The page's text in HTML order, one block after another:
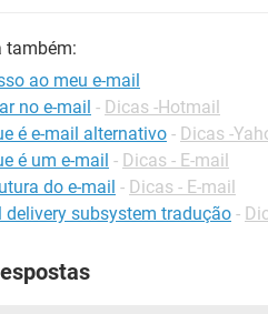
também:
ao meu e-mail
no e-mail - Dicas -Hotmail
é e-mail alternativo - Dicas -
é um e-mail - Dicas - E-mail
do e-mail - Dicas - E-mail
delivery subsystem tradução -